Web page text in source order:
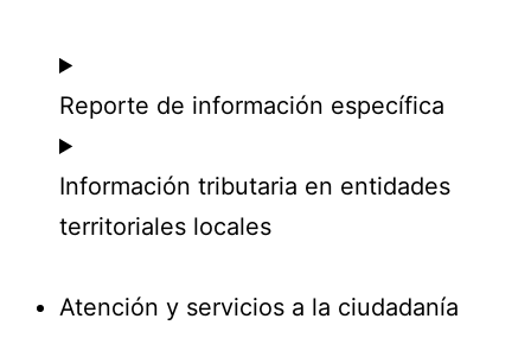
Reporte de información específica
Información tributaria en entidades
territoriales locales
Atención y servicios a la ciudadanía